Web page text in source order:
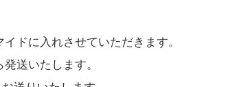
ドに入れさせていただきます。
送いたします。